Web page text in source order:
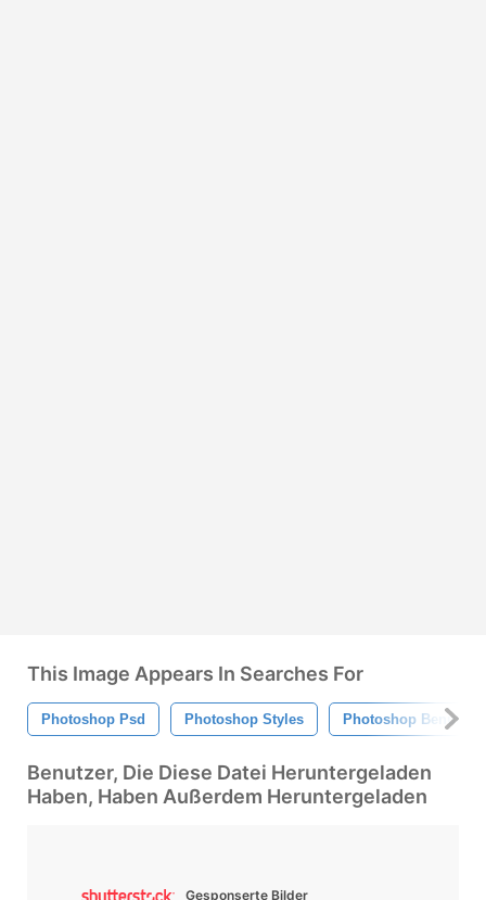
This Image Appears In Searches For
Photoshop Psd Photoshop Styles Photoshop
Benutzer, Die Diese Datei Heruntergeladen
Haben, Haben Außerdem Heruntergeladen
Gesponserte Bilder